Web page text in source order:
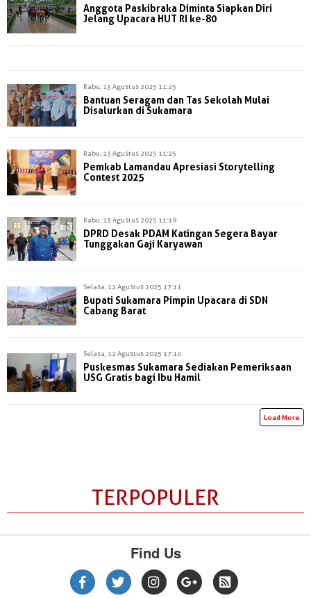
Anggota Paskibraka Diminta Siapkan Diri
Jelang Upacara HUT RI ke-80
Rabu, 13 Agustus 2025 11:25
Bantuan Seragam dan Tas Sekolah Mulai
Disalurkan di Sukamara
Rabu, 13 Agustus 2025 11:25
Pemkab Lamandau Apresiasi Storytelling
Contest 2025
Rabu, 13 Agustus 2025 11:19
DPRD Desak PDAM Katingan Segera Bayar
Tunggakan Gaji Karyawan
Selasa, 12 Agustus 2025 17:11
Bupati Sukamara Pimpin Upacara di SDN
Cabang Barat
Selasa, 12 Agustus 2025 17:10
Puskesmas Sukamara Sediakan Pemeriksaan
USG Gratis bagi Ibu Hamil
Load More
TERPOPULER
Find Us